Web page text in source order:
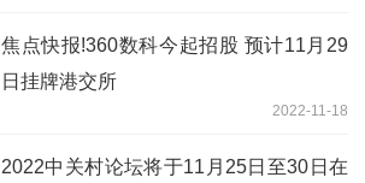
焦点快报!360数科今起招股 预计11月29
日挂牌港交所
2022-11-18
2022中关村论坛将于11月25日至30日在